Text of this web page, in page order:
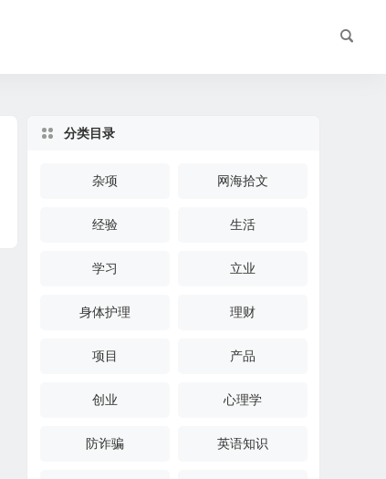
分类目录
杂项 网海拾文
经验 生活
学习 立业
身体护理 理财
项目 产品
创业 心理学
防诈骗 英语知识